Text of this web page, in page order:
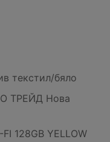
текстил/бяло
ТРЕЙД Нова
128GB YELLOW